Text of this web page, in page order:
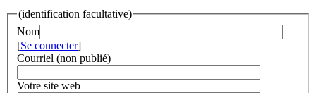
(identification facultative)
Nom
[Se connecter]
Courriel (non publié)
Votre site web